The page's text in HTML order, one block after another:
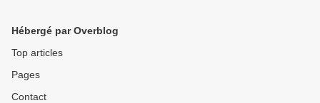
Hébergé par Overblog
Top articles
Pages
Contact